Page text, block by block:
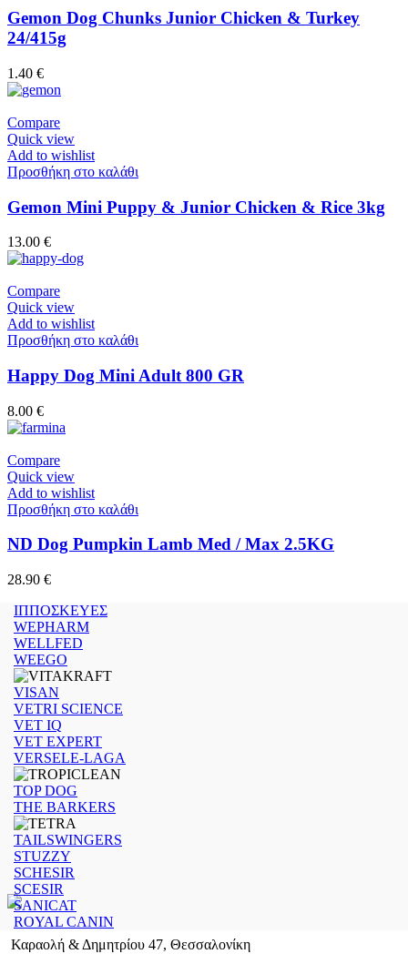
Gemon Dog Chunks Junior Chicken & Turkey
24/415g
1.40 €
Compare
Quick view
Add to wishlist
Προσθήκη στο καλάθι
Gemon Mini Puppy & Junior Chicken & Rice 3kg
13.00 €
Compare
Quick view
Add to wishlist
Προσθήκη στο καλάθι
Happy Dog Mini Adult 800 GR
8.00 €
Compare
Quick view
Add to wishlist
Προσθήκη στο καλάθι
ND Dog Pumpkin Lamb Med / Max 2.5KG
28.90 €
ΙΠΠΟΣΚΕΥΕΣ
WEPHARM
WELLFED
WEEGO
VISAN
VETRI SCIENCE
VET IQ
VET EXPERT
VERSELE-LAGA
TOP DOG
THE BARKERS
TAILSWINGERS
STUZZY
SCHESIR
SCESIR
SANICAT
ROYAL CANIN
Καραολή & Δημητρίου 47, Θεσσαλονίκη